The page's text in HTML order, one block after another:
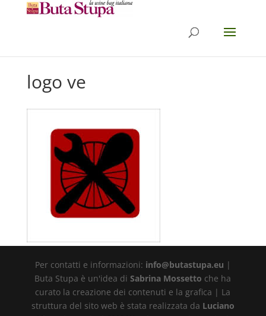
logo ve
Per contatti e informazioni: info@butastupa.eu |
Buta Stupa è un'idea diSabrina Mossetto che ha
curato la creazione dei contenuti e la grafica | La
struttura del sito web è stata realizzata da Luciano